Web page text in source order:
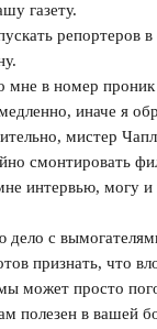
газету.
репортеров
мне в номер
иначе я
мистер
смонтировать
интервью, могу
дело с
признать, что
может просто
полезен в вашей